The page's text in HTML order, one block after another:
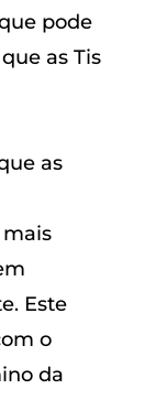
pode
as Tis
as
Este
o
da